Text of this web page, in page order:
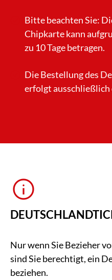
Bitte beachten Sie:
Chipkarte kann
zu 10 Tage betragen.
Die Bestellung des
erfolgt
info
Nur wenn Sie Bezieher
sind Sie berechtigt, ein
beziehen.